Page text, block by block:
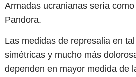
Armadas ucranianas sería
Pandora.
Las medidas de represalia en
simétricas y mucho más
dependen en mayor medida de